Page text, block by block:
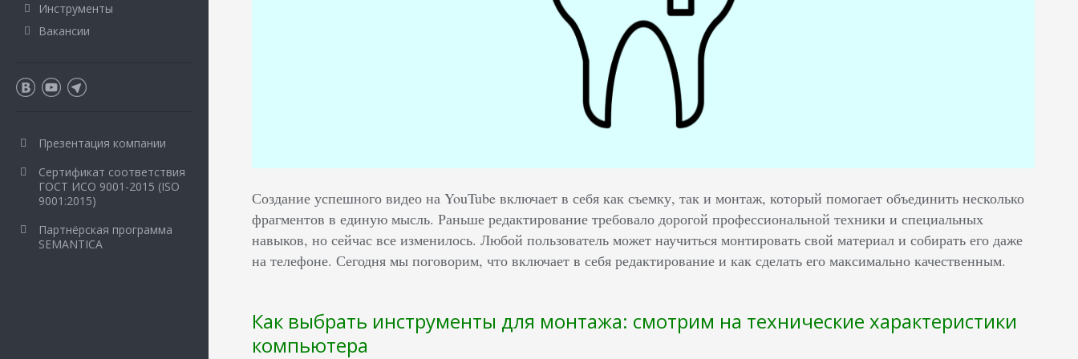
Создание успешного видео на YouTube включает в себя как съемку, так и монтаж, который помогает объединить несколько
фрагментов в единую мысль. Раньше редактирование требовало дорогой профессиональной техники и специальных
навыков, но сейчас все изменилось. Любой пользователь может научиться монтировать свой материал и собирать его даже
на телефоне. Сегодня мы поговорим, что включает в себя редактирование и как сделать его максимально качественным.
Как выбрать инструменты для монтажа: смотрим на технические характеристики
компьютера
Инструменты
Вакансии
Презентация компании
Сертификат соответствия
ГОСТ ИСО 9001-2015 (ISO
9001:2015)
Партнёрская программа
SEMANTICA